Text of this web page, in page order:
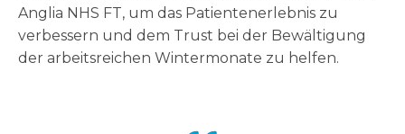
Anglia NHS FT, um das Patientenerlebnis zu
verbessern und dem Trust bei der Bewältigung
der arbeitsreichen Wintermonate zu helfen.